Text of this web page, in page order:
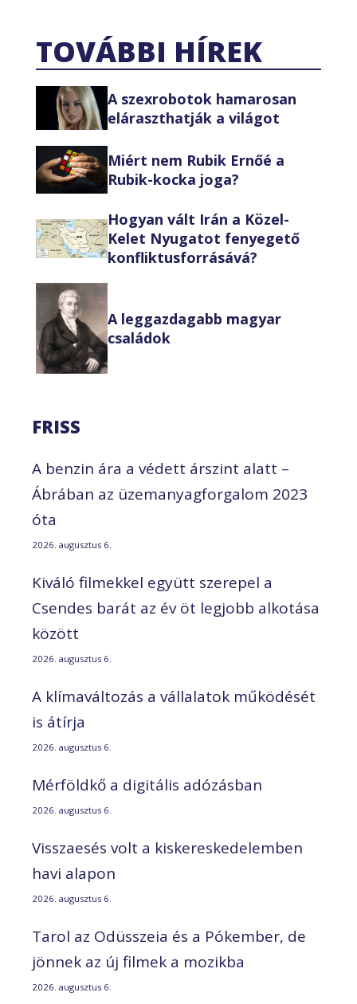
TOVÁBBI HÍREK
A szexrobotok hamarosan
eláraszthatják a világot
Miért nem Rubik Ernőé a
Rubik-kocka joga?
Hogyan vált Irán a Közel-
Kelet Nyugatot fenyegető
konfliktusforrásává?
A leggazdagabb magyar
családok
FRISS
A benzin ára a védett árszint alatt –
Ábrában az üzemanyagforgalom 2023
óta
2026. augusztus 6.
Kiváló filmekkel együtt szerepel a
Csendes barát az év öt legjobb alkotása
között
2026. augusztus 6.
A klímaváltozás a vállalatok működését
is átírja
2026. augusztus 6.
Mérföldkő a digitális adózásban
2026. augusztus 6.
Visszaesés volt a kiskereskedelemben
havi alapon
2026. augusztus 6.
Tarol az Odüsszeia és a Pókember, de
jönnek az új filmek a mozikba
2026. augusztus 6.